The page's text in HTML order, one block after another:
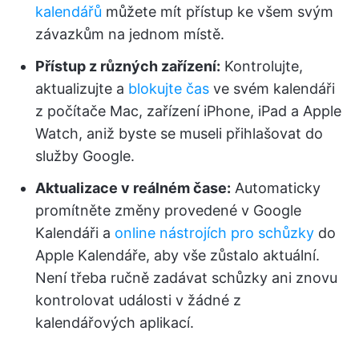
kalendářů můžete mít přístup ke všem svým
závazkům na jednom místě.
Přístup z různých zařízení: Kontrolujte,
aktualizujte a blokujte čas ve svém kalendáři
z počítače Mac, zařízení iPhone, iPad a Apple
Watch, aniž byste se museli přihlašovat do
služby Google.
Aktualizace v reálném čase: Automaticky
promítněte změny provedené v Google
Kalendáři a online nástrojích pro schůzky do
Apple Kalendáře, aby vše zůstalo aktuální.
Není třeba ručně zadávat schůzky ani znovu
kontrolovat události v žádné z
kalendářových aplikací.